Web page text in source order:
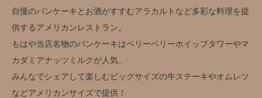
自慢のパンケーキとお酒がすすむアラカルトなど多彩な料理を提
供するアメリカンレストラン。
もはや当店名物のパンケーキはベリーベリーホイップタワーやマ
カダミアナッツミルクが人気、
みんなでシェアして楽しむビッグサイズの牛ステーキやオムレツ
などアメリカンサイズで提供！